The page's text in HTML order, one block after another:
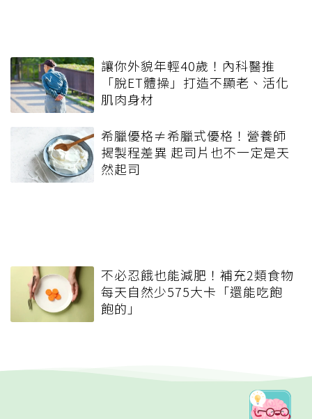
讓你外貌年輕40歲！內科醫推
「脫ET體操」打造不顯老、活化
肌肉身材
希臘優格≠希臘式優格！營養師
揭製程差異 起司片也不一定是天
然起司
不必忍餓也能減肥！補充2類食物
每天自然少575大卡「還能吃飽
飽的」